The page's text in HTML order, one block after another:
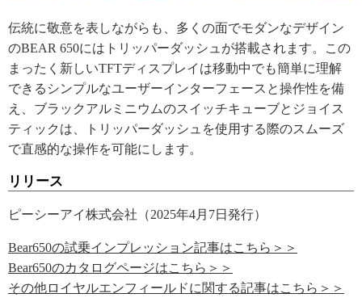
伝統に敬意を表しながらも、多くの面でモダンなデザイン
のBEAR 650にはトリッパーダッシュが搭載されます。この
まったく新しいTFTディスプレイは移動中でも簡単に理解
できるシンプルなユーザーインターフェースと操作性を備
え、ブラックアルミニウムのスイッチキューブとジョイス
ティックは、トリッパーダッシュを使用する際のスムーズ
で直感的な操作を可能にします。
リリース
ピーシーアイ株式会社（2025年4月7日発行）
Bear650の試乗インプレッション記事はこちら＞＞
Bear650のカタログページはこちら＞＞
その他ロイヤルエンフィールドに関する記事はこちら＞＞